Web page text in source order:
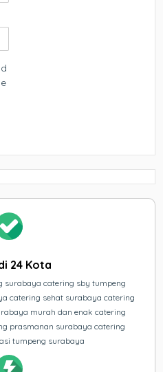
24 Kota
surabaya catering sby tumpeng
catering sehat surabaya catering
murah dan enak catering
prasmanan surabaya catering
tumpeng surabaya